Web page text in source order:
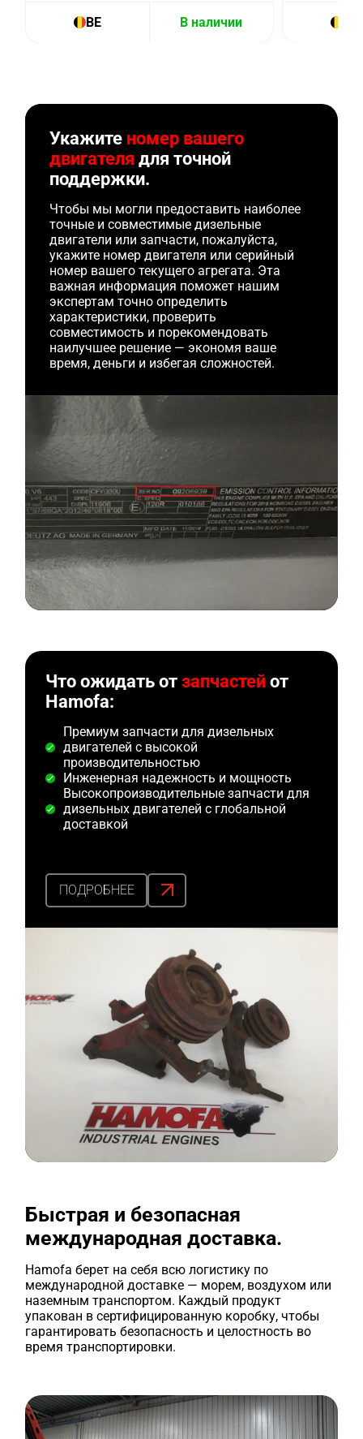
BE В наличии
Укажите номер вашего
двигателя для точной
поддержки.
Чтобы мы могли предоставить наиболее
точные и совместимые дизельные
двигатели или запчасти, пожалуйста,
укажите номер двигателя или серийный
номер вашего текущего агрегата. Эта
важная информация поможет нашим
экспертам точно определить
характеристики, проверить
совместимость и порекомендовать
наилучшее решение — экономя ваше
время, деньги и избегая сложностей.
Что ожидать отзапчастей от
Hamofa:
Премиум запчасти для дизельных
двигателей с высокой
производительностью
Инженерная надежность и мощность
Высокопроизводительные запчасти для
дизельных двигателей с глобальной
доставкой
ПОДРОБНЕЕ
Быстрая и безопасная
международная доставка.
Hamofa берет на себя всю логистику по
международной доставке — морем, воздухом или
наземным транспортом. Каждый продукт
упакован в сертифицированную коробку, чтобы
гарантировать безопасность и целостность во
время транспортировки.